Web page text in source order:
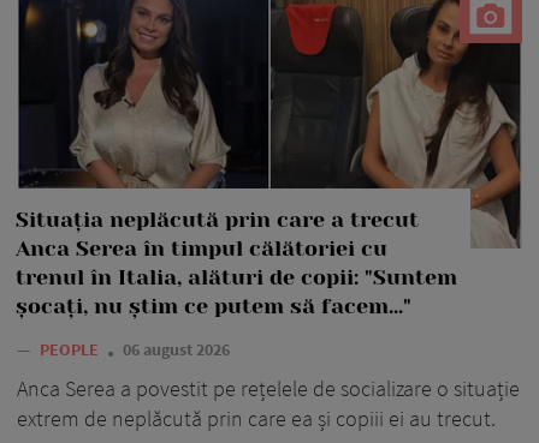
Situația neplăcută prin care a trecut
Anca Serea în timpul călătoriei cu
trenul în Italia, alături de copii: "Suntem
șocați, nu știm ce putem să facem..."
— PEOPLE 06 august 2026
Anca Serea a povestit pe rețelele de socializare o situație
extrem de neplăcută prin care ea și copiii ei au trecut.